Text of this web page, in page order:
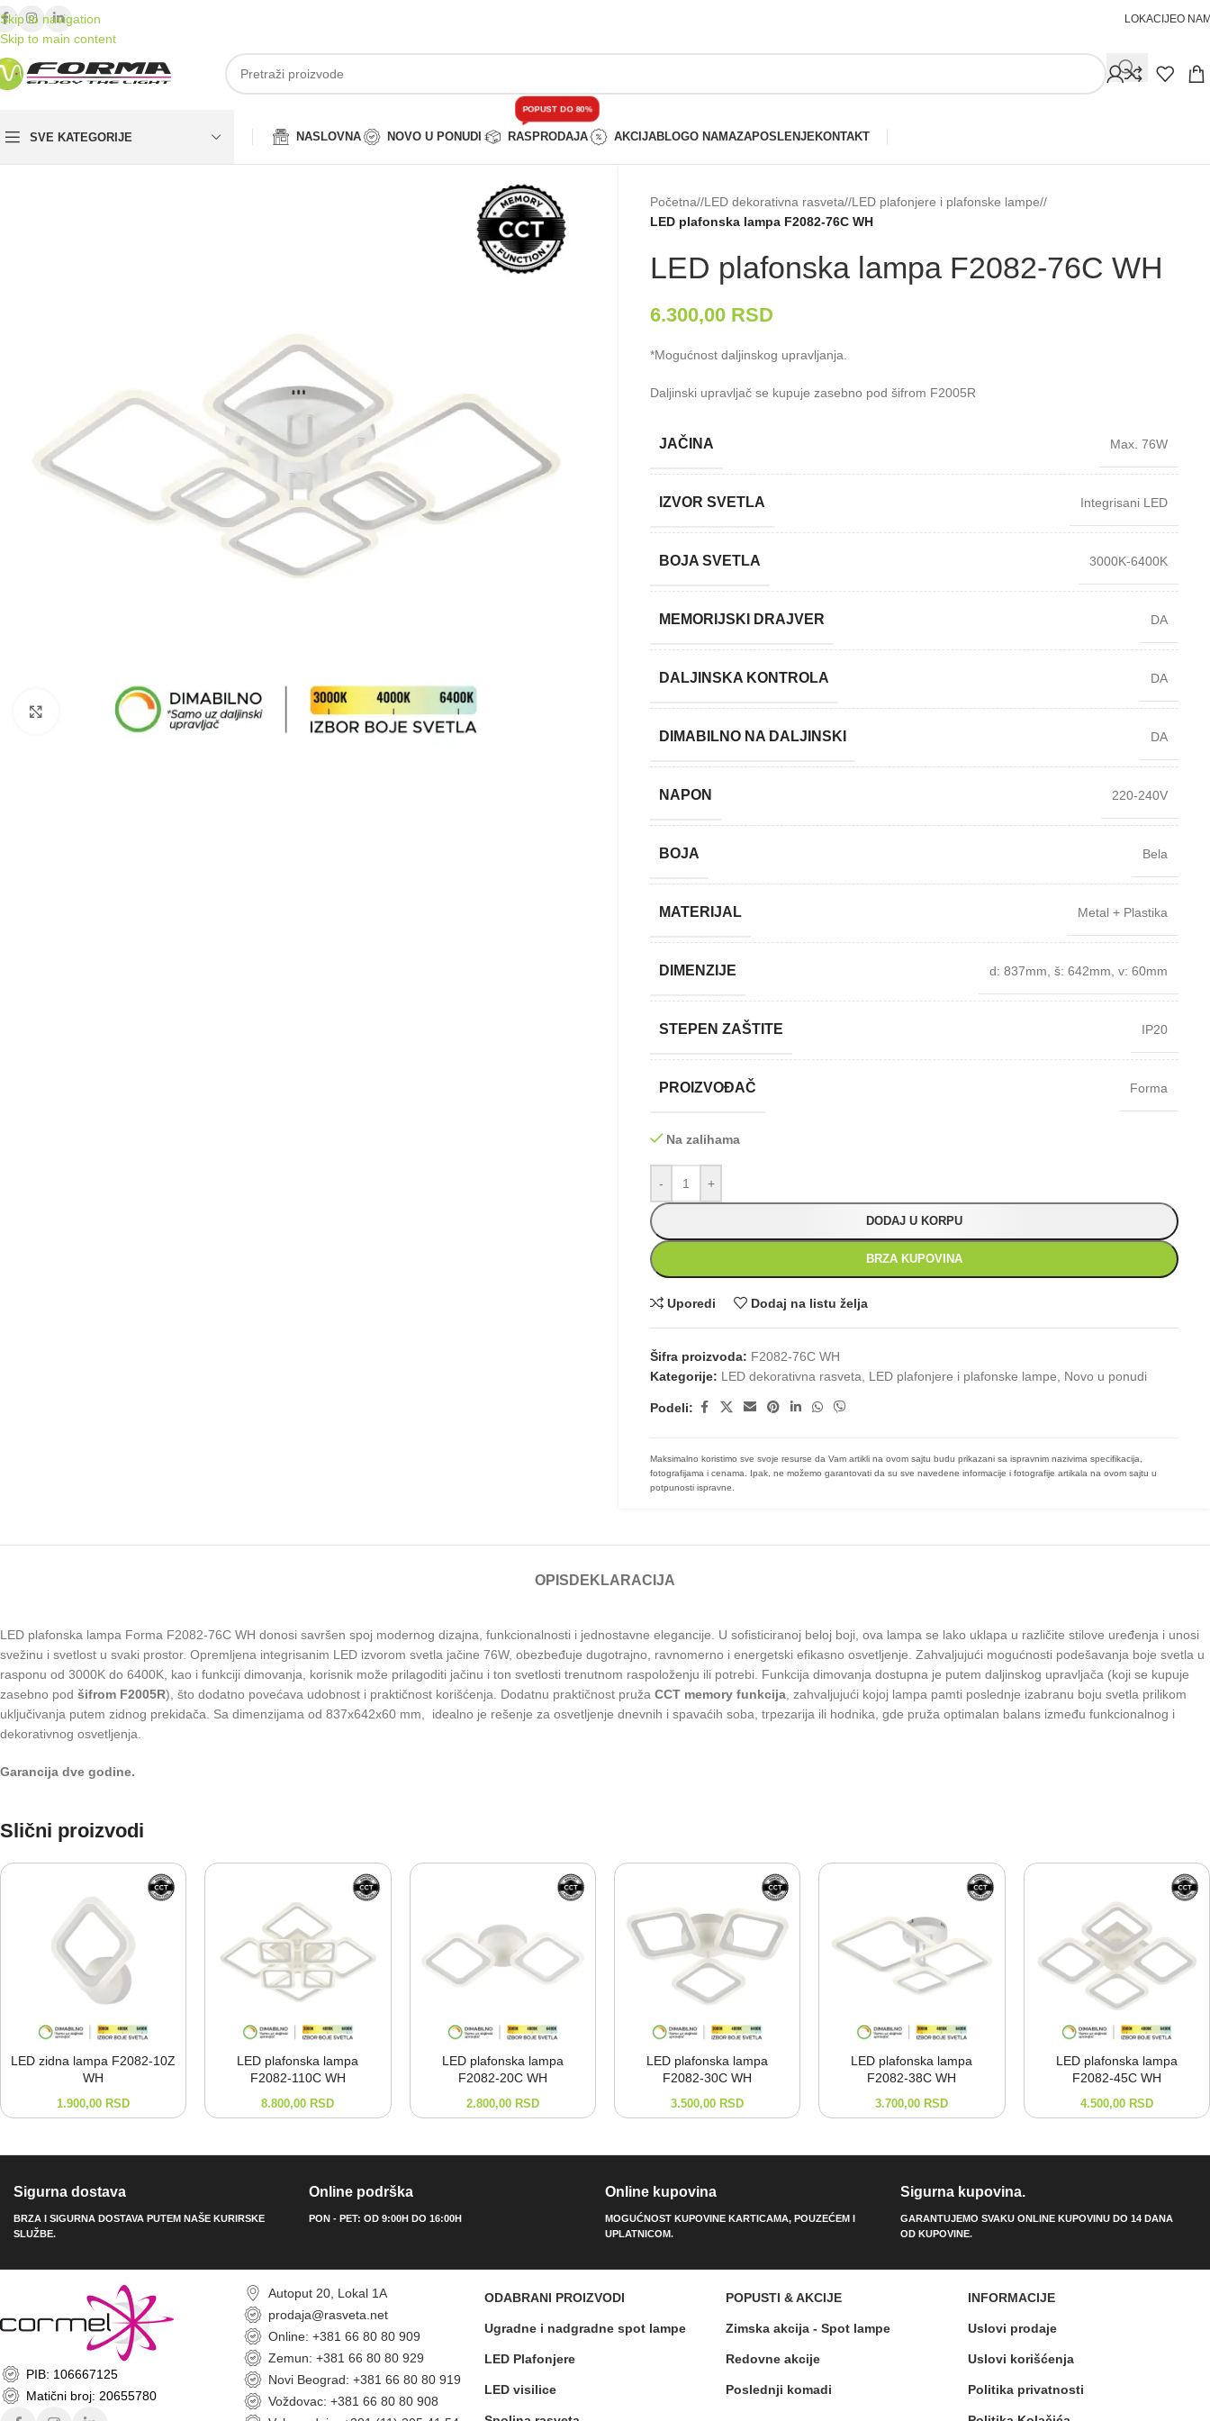
Skip to navigation
Skip to main content
LOKACIJEO
SVE KATEGORIJE NASLOVNA NOVO U PONUDI RASPRODAJA
POPUST DO 80%
AKCIJABLOGO NAMAZAPOSLENJEKONTAKT
Klikni da uveličaš
Početna/ LED dekorativna rasveta/ LED plafonjere i plafonske lampe/
LED plafonska lampa F2082-⁠76C WH
LED plafonska lampa F2082-⁠76C WH
6.300,00 RSD
*Mogućnost daljinskog upravljanja.
Daljinski upravljač se kupuje zasebno pod šifrom F2005R
JAČINA Max. 76W
IZVOR SVETLA Integrisani LED
BOJA SVETLA 3000K-6400K
MEMORIJSKI DRAJVER DA
DALJINSKA KONTROLA DA
DIMABILNO NA DALJINSKI DA
NAPON 220-240V
BOJA Bela
MATERIJAL Metal + Plastika
DIMENZIJE d: 837mm š: 642mm v: 60mm
STEPEN ZAŠTITE IP20
PROIZVOĐAČ Forma
Na zalihama
- +
DODAJ U KORPU
BRZA KUPOVINA
Uporedi Dodaj na listu želja
Šifra proizvoda: F2082-76C WH
Kategorije: LED dekorativna rasveta LED plafonjere i plafonske lampe Novo u ponudi
Podeli:
Maksimalno koristimo sve svoje resurse da Vam artikli na ovom sajtu budu prikazani sa ispravnim nazivima specifikacija,
fotografijama i cenama. Ipak, ne možemo garantovati da su sve navedene informacije i fotografije artikala na ovom sajtu u
potpunosti ispravne.
OPIS DEKLARACIJA
LED plafonska lampa Forma F2082-76C WH donosi savršen spoj modernog dizajna, funkcionalnosti i jednostavne elegancije. U sofisticiranoj beloj boji, ova lampa se lako uklapa u različite stilove uređenja i unosi
svežinu i svetlost u svaki prostor. Opremljena integrisanim LED izvorom svetla jačine 76W, obezbeđuje dugotrajno, ravnomerno i energetski efikasno osvetljenje. Zahvaljujući mogućnosti podešavanja boje svetla u
rasponu od 3000K do 6400K, kao i funkciji dimovanja, korisnik može prilagoditi jačinu i ton svetlosti trenutnom raspoloženju ili potrebi. Funkcija dimovanja dostupna je putem daljinskog upravljača (koji se kupuje
zasebno pod šifrom F2005R), što dodatno povećava udobnost i praktičnost korišćenja. Dodatnu praktičnost pruža CCT memory funkcija , zahvaljujući kojoj lampa pamti poslednje izabranu boju svetla prilikom
uključivanja putem zidnog prekidača. Sa dimenzijama od 837x642x60 mm, idealno je rešenje za osvetljenje dnevnih i spavaćih soba, trpezarija ili hodnika, gde pruža optimalan balans između funkcionalnog i
dekorativnog osvetljenja.
Garancija dve godine.
Slični proizvodi
LED zidna lampa F2082-⁠10Z
WH
1.900,00 RSD
LED plafonska lampa
F2082-⁠110C WH
8.800,00 RSD
LED plafonska lampa
F2082-⁠20C WH
2.800,00 RSD
LED plafonska lampa
F2082-⁠30C WH
3.500,00 RSD
LED plafonska lampa
F2082-⁠38C WH
3.700,00 RSD
LED plafonska lampa
F2082-⁠45C WH
4.500,00 RSD
Sigurna dostava
BRZA I SIGURNA DOSTAVA PUTEM NAŠE KURIRSKE
SLUŽBE.
Online podrška
PON - PET: OD 9:00H DO 16:00H
Online kupovina
MOGUĆNOST KUPOVINE KARTICAMA, POUZEĆEM I
UPLATNICOM.
Sigurna kupovina.
GARANTUJEMO SVAKU ONLINE KUPOVINU DO 14 DANA
OD KUPOVINE.
PIB: 106667125
Matični broj: 20655780
Autoput 20, Lokal 1A
prodaja@rasveta.net
Online: +381 66 80 80 909
Zemun: +381 66 80 80 929
Novi Beograd: +381 66 80 80 919
Voždovac: +381 66 80 80 908
ODABRANI PROIZVODI
Ugradne i nadgradne spot lampe
LED Plafonjere
LED visilice
POPUSTI & AKCIJE
Zimska akcija - Spot lampe
Redovne akcije
Poslednji komadi
INFORMACIJE
Uslovi prodaje
Uslovi korišćenja
Politika privatnosti